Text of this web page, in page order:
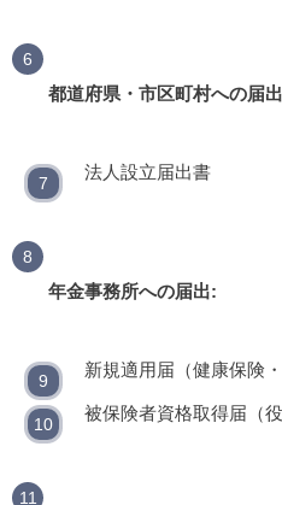
都道府県・市区町村への届
法人設立届出書
年金事務所への届出:
新規適用届（健康保険
被保険者資格取得届（